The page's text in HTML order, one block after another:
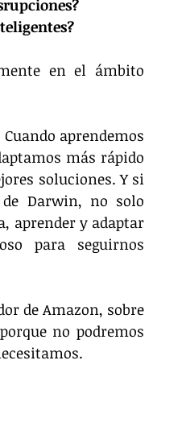
en el ámbito
aprendemos
más rápido
soluciones. Y si
Darwin, no solo
aprender y adaptar
para seguirnos
de Amazon, sobre
no podremos